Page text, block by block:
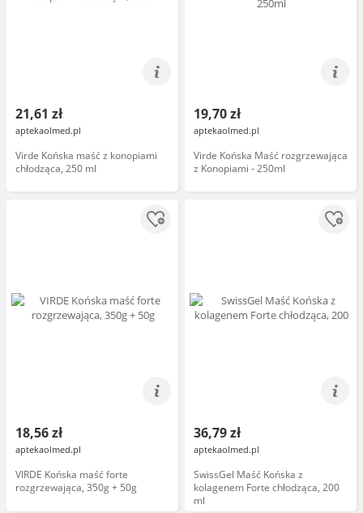
21,61 zł
aptekaolmed.pl
Virde Końska maść z konopiami
chłodząca, 250 ml
19,70 zł
aptekaolmed.pl
Virde Końska Maść rozgrzewająca
z Konopiami - 250ml
18,56 zł
aptekaolmed.pl
VIRDE Końska maść forte
rozgrzewająca, 350g + 50g
36,79 zł
aptekaolmed.pl
SwissGel Maść Końska z
kolagenem Forte chłodząca, 200
ml